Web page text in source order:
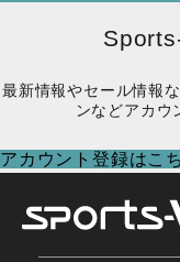
最新情報やセール情報
ンなどアカウ
アカウント登録はこ